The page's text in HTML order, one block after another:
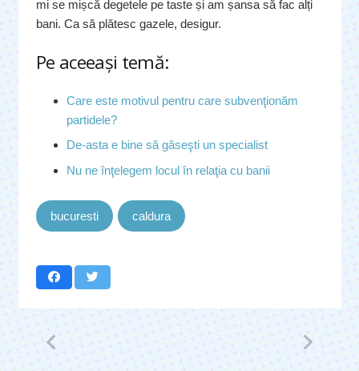
mi se mișcă degetele pe taste și am șansa să fac alți
bani. Ca să plătesc gazele, desigur.
Pe aceeaşi temă:
Care este motivul pentru care subvenţionăm
partidele?
De-asta e bine să găseşti un specialist
Nu ne înţelegem locul în relaţia cu banii
bucuresti caldura